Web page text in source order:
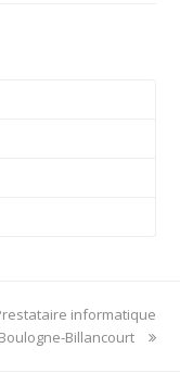
post:
informatique
Boulogne-Billancourt